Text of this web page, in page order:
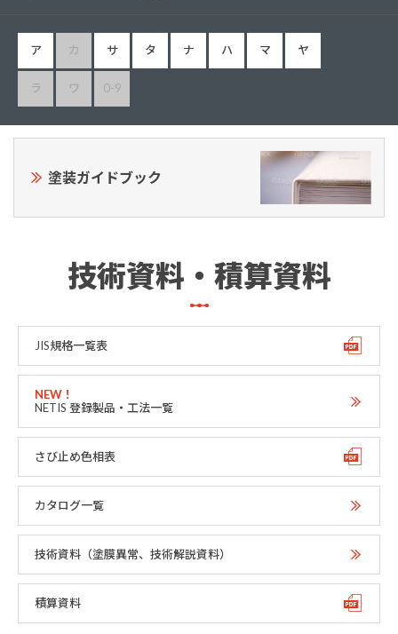
ア カ サ タ ナ ハ マ ヤ
ラ ワ 0-9
塗装ガイドブック
技術資料・積算資料
JIS規格一覧表
NETIS 登録製品・工法一覧
さび止め色相表
カタログ一覧
技術資料（塗膜異常、技術解説資料）
積算資料